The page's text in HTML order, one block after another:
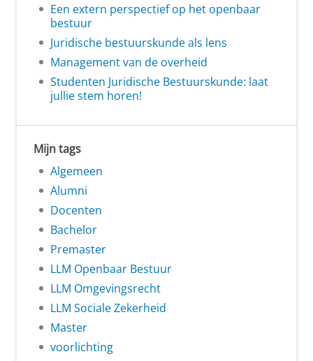
Een extern perspectief op het openbaar
bestuur
Juridische bestuurskunde als lens
Management van de overheid
Studenten Juridische Bestuurskunde: laat
jullie stem horen!
Mijn tags
Algemeen
Alumni
Docenten
Bachelor
Premaster
LLM Openbaar Bestuur
LLM Omgevingsrecht
LLM Sociale Zekerheid
Master
voorlichting